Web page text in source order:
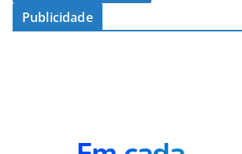
Publicidade